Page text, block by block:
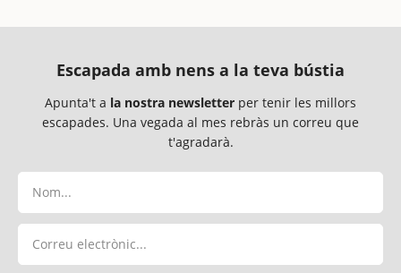
Escapada amb nens a la teva bústia
Apunta't a la nostra newsletter per tenir les millors
escapades. Una vegada al mes rebràs un correu que
t'agradarà.